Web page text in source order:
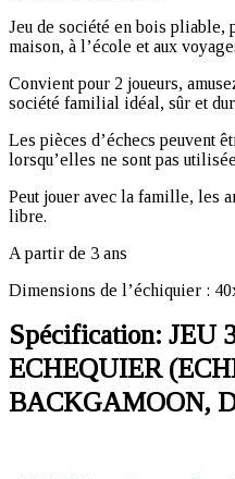
Jeu de société en bois pliable,
maison, à l’école et aux
Convient pour 2 joueurs,
société familial idéal, sûr et
Les pièces d’échecs peuvent
lorsqu’elles ne sont pas
Peut jouer avec la famille, les
libre.
A partir de 3 ans
Dimensions de l’échiquier :
Spécification: JEU
ECHEQUIER
BACKGAMOON,